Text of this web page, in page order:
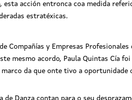
acción entronca coa medida
estratéxicas.
Compañías y Empresas Profesionales
mesmo acordo, Paula Quintas Cía
marco da que onte tivo a oportunidade
Danza contan para o seu